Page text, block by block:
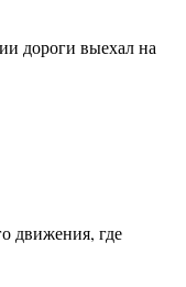
дороги выехал на
движения, где